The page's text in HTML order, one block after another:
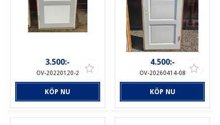
3.500:-
OV-20220120-2
KÖP NU
4.500:-
OV-20260414-08
KÖP NU